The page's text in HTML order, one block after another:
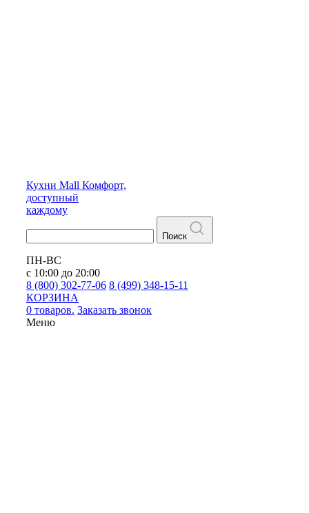
Кухни Mall Комфорт,
доступный
каждому
Поиск
ПН-ВС
с 10:00 до 20:00
8 (800) 302-77-06 8 (499) 348-15-11
КОРЗИНА
0 товаров. Заказать звонок
Меню